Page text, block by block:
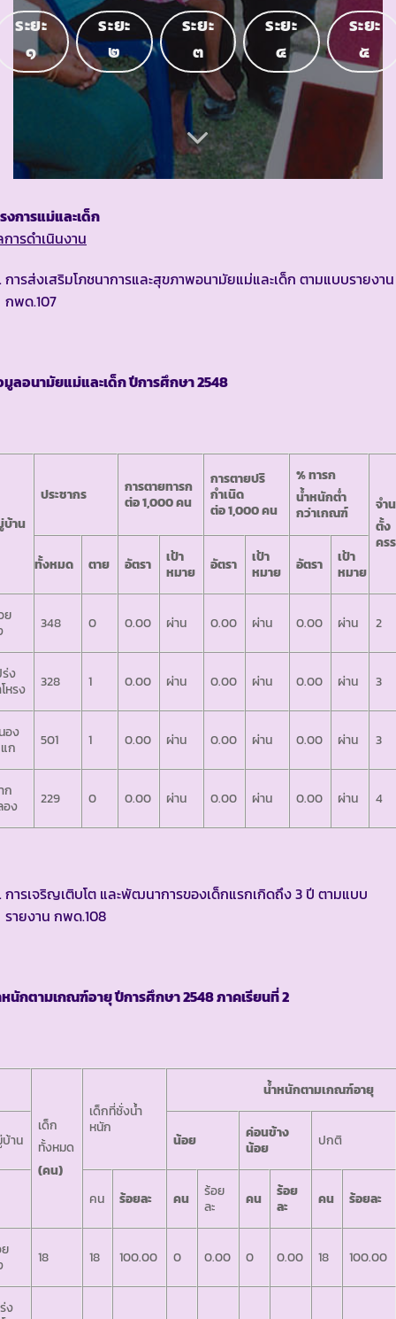
ระยะ
๑
ระยะ
๒
ระยะ
๓
ระยะ
๔
ระยะ
๕
งการแม่และเด็ก
ารดำเนินงาน
การส่งเสริมโภชนาการและสุขภาพอนามัยแม่และเด็ก ตามแบบรายงาน
กพด.107
ลอนามัยแม่และเด็ก ปีการศึกษา2548
าน
ประชากร
การตายทารก
ต่อ 1,000 คน
การตายปริ
กำเนิด
ต่อ 1,000 คน
% ทารก
น้ำหนักต่ำ
กว่าเกณฑ์
จำ
ตั้ง
คร
ทั้งหมด
ตาย อัตรา
เป้า
หมาย
อัตรา
เป้า
หมาย
อัตรา
เป้า
หมาย
ย
348 0 0.00 ผ่าน 0.00 ผ่าน 0.00 ผ่าน 2
ง
หรง
328 1 0.00 ผ่าน 0.00 ผ่าน 0.00 ผ่าน 3
อง
ก
501 1 0.00 ผ่าน 0.00 ผ่าน 0.00 ผ่าน 3
ก
ง
229 0 0.00 ผ่าน 0.00 ผ่าน 0.00 ผ่าน 4
การเจริญเติบโต และพัฒนาการของเด็กแรกเกิดถึง 3 ปี ตามแบบ
รายงาน กพด.108
นักตามเกณฑ์อายุ ปีการศึกษา2548 ภาคเรียนที่ 2
เด็ก
ทั้งหมด
(คน)
เด็กที่ชั่งน้ำ
หนัก
น้ำหนักตามเกณฑ์อายุ
าน น้อย
ค่อนข้าง
น้อย
ปกติ
คน ร้อยละ คน
ร้อย
ละ
คน
ร้อย
ละ
คน ร้อยละ
18 18 100.00 0 0.00 0 0.00 18 100.00
ง